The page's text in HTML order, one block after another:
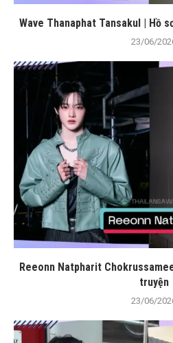
Wave Thanaphat Tansakul | Hồ
23/06/
Reeonn Natpharit
truyện
23/06/